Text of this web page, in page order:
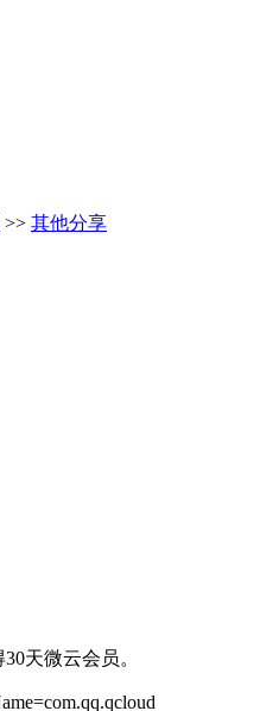
>> 其他分享
天微云会员。